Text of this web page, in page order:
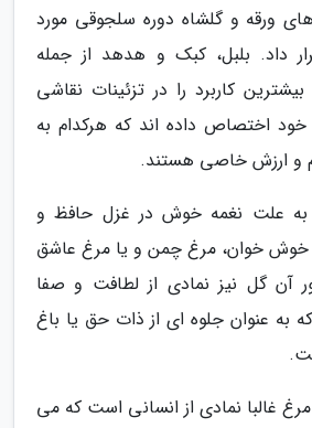
ورقه و گلشاه دوره سلجوقی مورد
داد. بلبل، کبک و هدهد از جمله
کاربرد را در تزئینات نقاشی
خود اختصاص داده اند که هرکدام به
و ارزش خاصی هستند.
به علت نغمه خوش در غزل حافظ و
خوش خوان، مرغ چمن و یا مرغ عاشق
آن گل نیز نمادی از لطافت و صفا
عنوان جلوه ای از ذات حق یا باغ
غالبا نمادی از انسانی است که می